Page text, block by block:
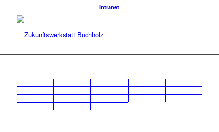
Intranet